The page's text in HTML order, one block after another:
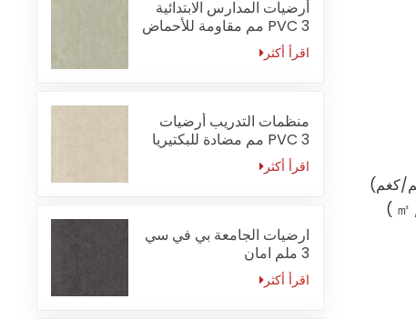
أرضيات المدارس الابتدائية
PVC 3 مم مقاومة للأحماض
والقلويات
اقرأ أكثر
منظمات التدريب أرضيات
PVC 3 مم مضادة للبكتيريا
اقرأ أكثر
ارضيات الجامعة بي في سي
3 ملم امان
اقرأ أكثر
㎡
)